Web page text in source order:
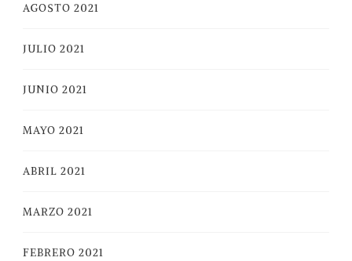
AGOSTO 2021
JULIO 2021
JUNIO 2021
MAYO 2021
ABRIL 2021
MARZO 2021
FEBRERO 2021